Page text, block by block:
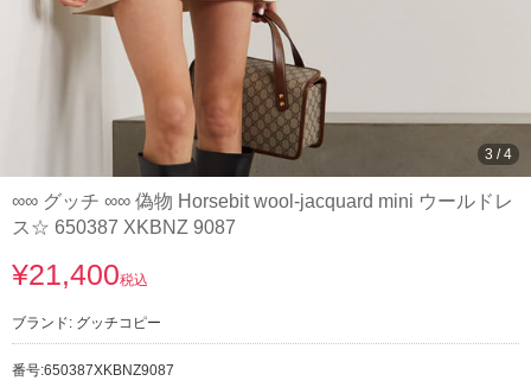
3 /4
∞∞ グッチ ∞∞ 偽物 Horsebit wool-jacquard mini ウールドレ
ス☆ 650387 XKBNZ 9087
¥21,400税込
ブランド: グッチコピー
番号:650387XKBNZ9087